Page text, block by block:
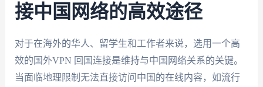
接中国网络的高效途径
对于在海外的华人、留学生和工作者来说，选用一个高
效的国外VPN 回国连接是维持与中国网络关系的关键。
当面临地理限制无法直接访问中国的在线内容，如流行